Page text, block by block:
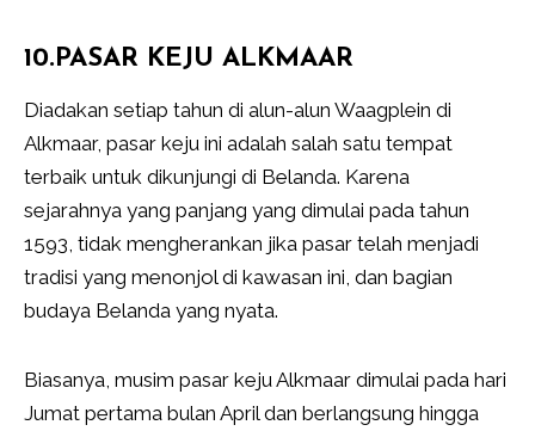
10.PASAR KEJU ALKMAAR
Diadakan setiap tahun di alun-alun Waagplein di
Alkmaar, pasar keju ini adalah salah satu tempat
terbaik untuk dikunjungi di Belanda. Karena
sejarahnya yang panjang yang dimulai pada tahun
1593, tidak mengherankan jika pasar telah menjadi
tradisi yang menonjol di kawasan ini, dan bagian
budaya Belanda yang nyata.
Biasanya, musim pasar keju Alkmaar dimulai pada hari
Jumat pertama bulan April dan berlangsung hingga